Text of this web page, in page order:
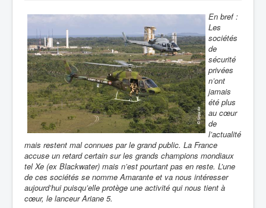
En bref :
Les
sociétés
de
sécurité
privées
n’ont
jamais
été plus
au cœur
de
l’actualité
mais restent mal connues par le grand public. La France
accuse un retard certain sur les grands champions mondiaux
tel Xe (ex Blackwater) mais n’est pourtant pas en reste. L’une
de ces sociétés se nomme Amarante et va nous intéresser
aujourd’hui puisqu’elle protège une activité qui nous tient à
cœur, le lanceur Ariane 5.